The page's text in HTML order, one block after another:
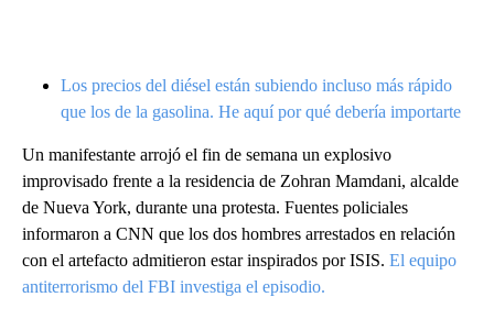
Los precios del diésel están subiendo incluso más rápido
que los de la gasolina. He aquí por qué debería importarte
Un manifestante arrojó el fin de semana un explosivo
improvisado frente a la residencia de Zohran Mamdani, alcalde
de Nueva York, durante una protesta. Fuentes policiales
informaron a CNN que los dos hombres arrestados en relación
con el artefacto admitieron estar inspirados por ISIS. El equipo
antiterrorismo del FBI investiga el episodio.